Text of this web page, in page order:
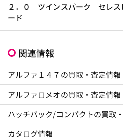
２．０ ツインスパーク セレス
ード
関連情報
アルファ１４７の買取・査定情報
アルファロメオの買取・査定情報
ハッチバック/コンパクトの買取
カタログ情報